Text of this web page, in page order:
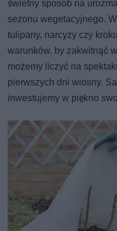
świetny sposób na
sezonu wegetacyjnego.
tulipany, narcyzy czy
warunków, by zakwitnąć
możemy liczyć na
pierwszych dni wiosny.
inwestujemy w piękno